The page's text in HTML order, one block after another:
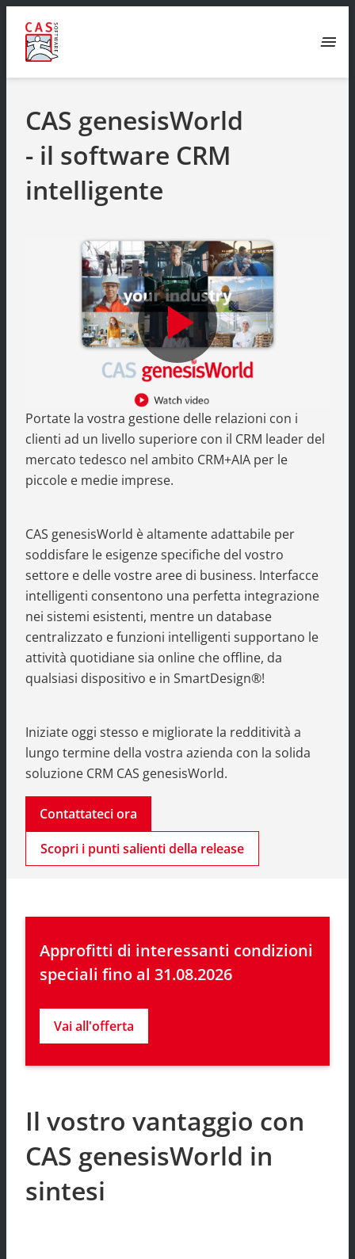
menu
CAS genesisWorld
- il software CRM
intelligente
Portate la vostra gestione delle relazioni con i
clienti ad un livello superiore con il CRM leader del
mercato tedesco nel ambito CRM+AIA per le
piccole e medie imprese.
CAS genesisWorld è altamente adattabile per
soddisfare le esigenze specifiche del vostro
settore e delle vostre aree di business. Interfacce
intelligenti consentono una perfetta integrazione
nei sistemi esistenti, mentre un database
centralizzato e funzioni intelligenti supportano le
attività quotidiane sia online che offline, da
qualsiasi dispositivo e in SmartDesign®!
Iniziate oggi stesso e migliorate la redditività a
lungo termine della vostra azienda con la solida
soluzione CRM CAS genesisWorld.
Contattateci ora
Scopri i punti salienti della release
Video
Approfitti di interessanti condizioni
speciali fino al 31.08.2026
Vai all'offerta
Il vostro vantaggio con
CAS genesisWorld in
sintesi